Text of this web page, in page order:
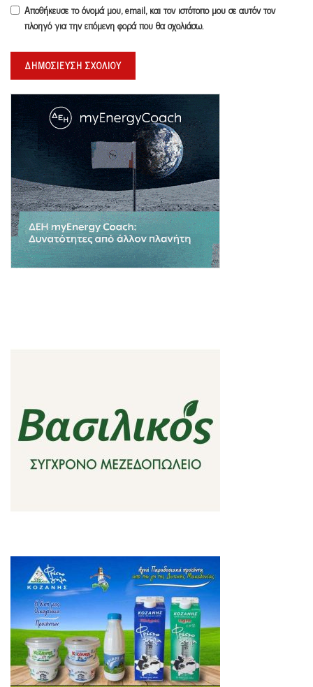
Αποθήκευσε το όνομά μου, email, και τον ιστότοπο μου σε αυτόν τον
πλοηγό για την επόμενη φορά που θα σχολιάσω.